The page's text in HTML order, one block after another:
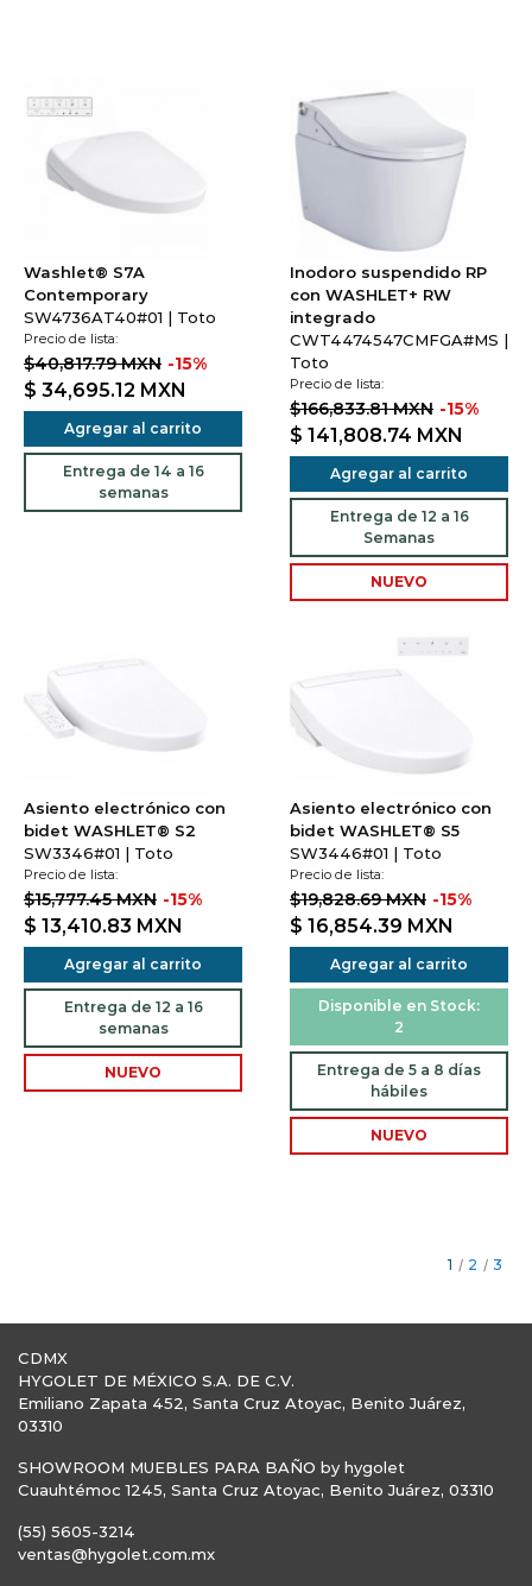
Washlet® S7A
Contemporary
SW4736AT40#01 | Toto
Precio de lista:
$40,817.79 MXN -15%
$ 34,695.12 MXN
Agregar al carrito
Entrega de 14 a 16
semanas
Inodoro suspendido RP
con WASHLET+ RW
integrado
CWT4474547CMFGA#MS |
Toto
Precio de lista:
$166,833.81 MXN -15%
$ 141,808.74 MXN
Agregar al carrito
Entrega de 12 a 16
Semanas
NUEVO
Asiento electrónico con
bidet WASHLET® S2
SW3346#01 | Toto
Precio de lista:
$15,777.45 MXN -15%
$ 13,410.83 MXN
Agregar al carrito
Entrega de 12 a 16
semanas
NUEVO
Asiento electrónico con
bidet WASHLET® S5
SW3446#01 | Toto
Precio de lista:
$19,828.69 MXN -15%
$ 16,854.39 MXN
Agregar al carrito
Disponible en Stock:
2
Entrega de 5 a 8 días
hábiles
NUEVO
1 / 2 / 3
CDMX
HYGOLET DE MÉXICO S.A. DE C.V.
Emiliano Zapata 452, Santa Cruz Atoyac, Benito Juárez,
03310
SHOWROOM MUEBLES PARA BAÑO by hygolet
Cuauhtémoc 1245, Santa Cruz Atoyac, Benito Juárez, 03310
(55) 5605-3214
ventas@hygolet.com.mx